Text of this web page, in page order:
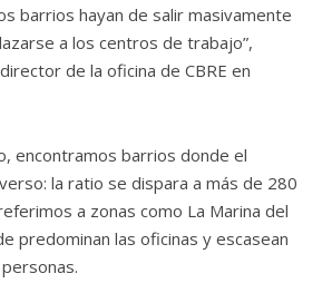
barrios hayan de salir masivamente
a los centros de trabajo”,
de la oficina de CBRE en
encontramos barrios donde el
la ratio se dispara a más de 280
a zonas como La Marina del
predominan las oficinas y escasean